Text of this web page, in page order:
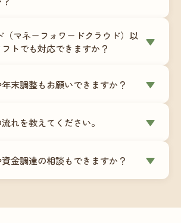
見積りとなります。まずはお気軽にご
の税理士事務所との連携や、過去の帳
移行もお手伝いします。決算期のタイ
対応可能です。
（マネーフォワードクラウド）以
トでも対応できますか？
▼
す。これから会計ソフトを導入される
・弥生会計等をご利用中の場合は、
末調整もお願いできますか？ ▼
／5名まで）は月額15,000円〜、年末調
増える場合は別途お見積りします。
れを教えてください。 ▼
）でご事業内容・ご要望のヒアリング
り・ご契約 → ④MFクラウドの初期設
まで費用は発生しませんので、お気軽
金調達の相談もできますか？ ▼